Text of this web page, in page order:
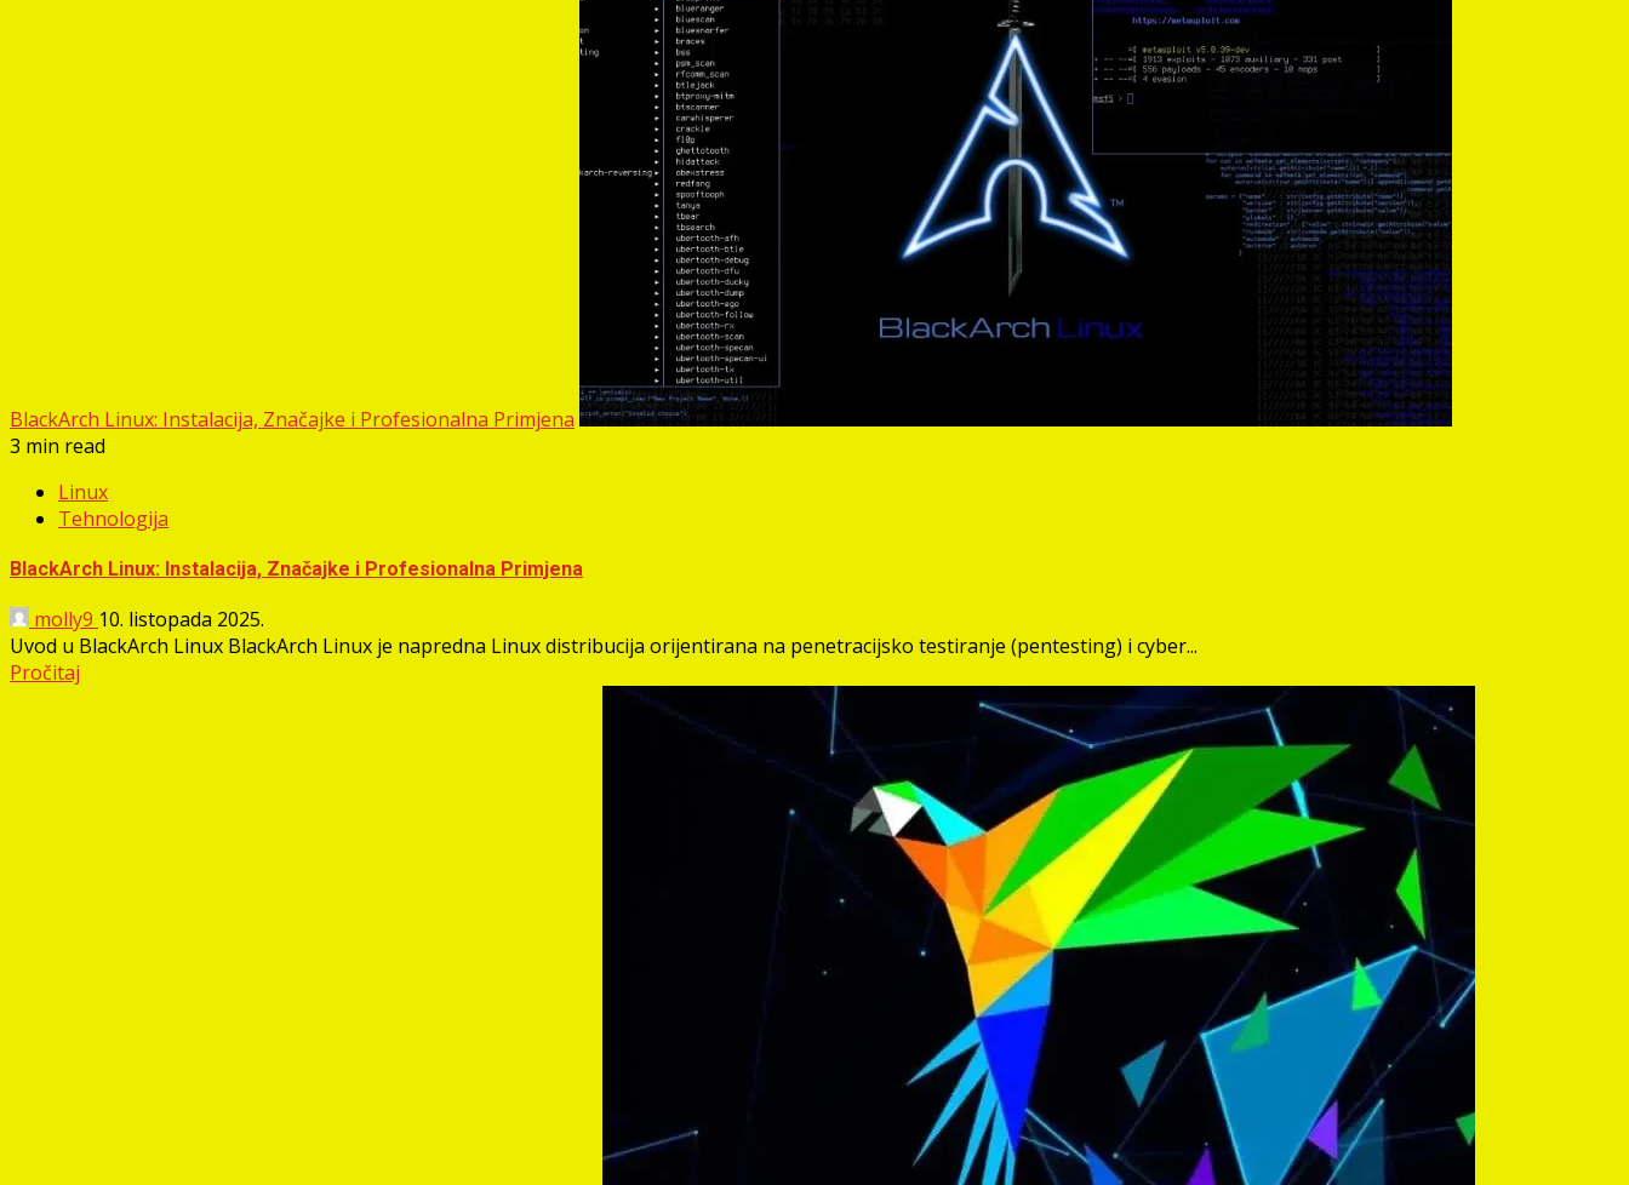
BlackArch Linux: Instalacija, Značajke i Profesionalna Primjena
3 min read
Linux
Tehnologija
BlackArch Linux: Instalacija, Značajke i Profesionalna Primjena
molly9 10. listopada 2025.
Uvod u BlackArch Linux BlackArch Linux je napredna Linux distribucija orijentirana na penetracijsko testiranje (pentesting) i cyber...
Pročitaj